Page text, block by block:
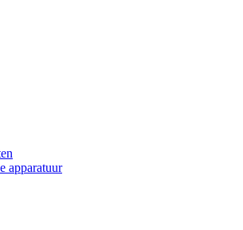
apparatuur